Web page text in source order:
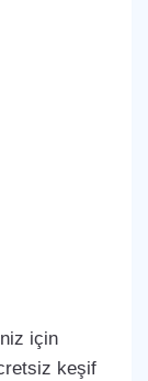
için
keşif